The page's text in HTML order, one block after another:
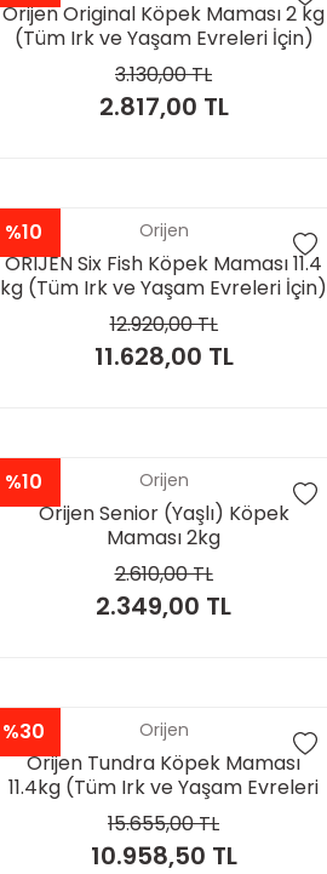
Orijen Original Köpek Maması 2 kg
(Tüm Irk ve Yaşam Evreleri İçin)
3.130,00 TL
2.817,00 TL
%10 Orijen
ORIJEN Six Fish Köpek Maması 11.4
kg (Tüm Irk ve Yaşam Evreleri İçin)
12.920,00 TL
11.628,00 TL
%10 Orijen
Orijen Senior (Yaşlı) Köpek
Maması 2kg
2.610,00 TL
2.349,00 TL
%30 Orijen
Orijen Tundra Köpek Maması
11.4kg (Tüm Irk ve Yaşam Evreleri
İçin)
15.655,00 TL
10.958,50 TL